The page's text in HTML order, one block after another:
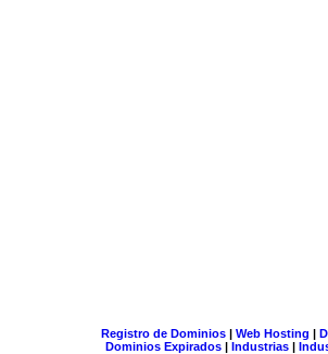
Registro de Dominios| Web Hosting |
Dominios Expirados | Industrias |